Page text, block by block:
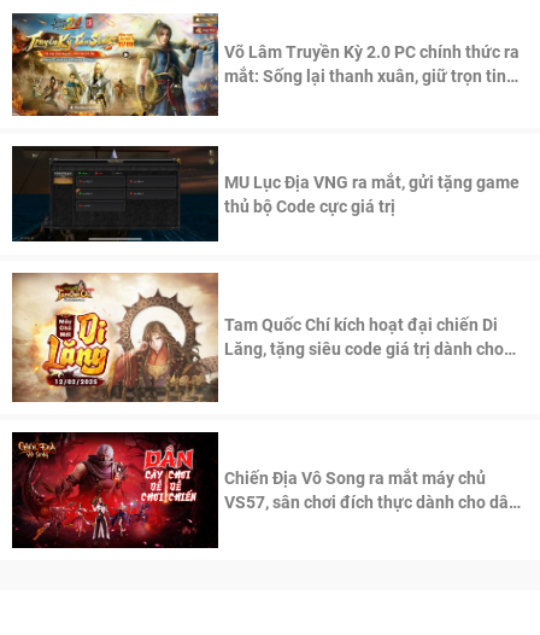
Võ Lâm Truyền Kỳ 2.0 PC chính thức ra
mắt: Sống lại thanh xuân, giữ trọn tinh
MU Lục Địa VNG ra mắt, gửi tặng game
thủ bộ Code cực giá trị
Tam Quốc Chí kích hoạt đại chiến Di
Lăng, tặng siêu code giá trị dành cho
Chiến Địa Vô Song ra mắt máy chủ
VS57, sân chơi đích thực dành cho dân